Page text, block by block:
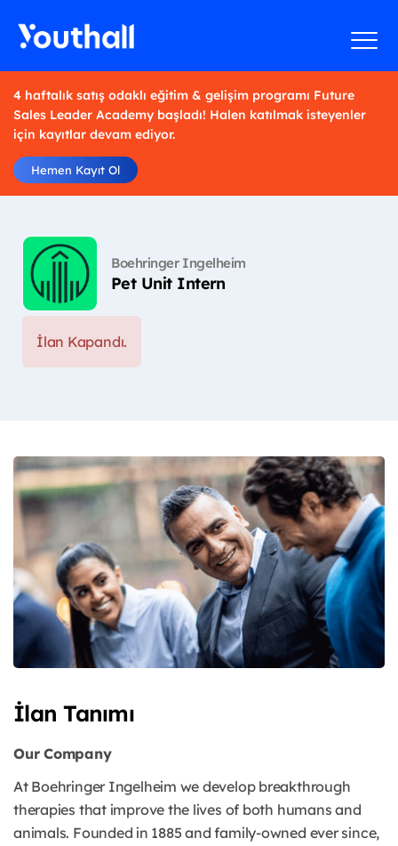
4 haftalık satış odaklı eğitim & gelişim programı Future
Sales Leader Academy başladı! Halen katılmak isteyenler
için kayıtlar devam ediyor.
Hemen Kayıt Ol
Boehringer Ingelheim
Pet Unit Intern
İlan Kapandı.
İlan Tanımı
Our Company
At Boehringer Ingelheim we develop breakthrough
therapies that improve the lives of both humans and
animals. Founded in 1885 and family-owned ever since,